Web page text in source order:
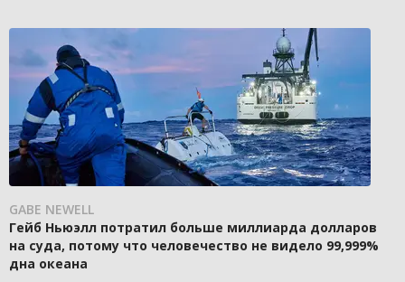
GABE NEWELL
Гейб Ньюэлл потратил больше миллиарда долларов
на суда, потому что человечество не видело 99,999%
дна океана